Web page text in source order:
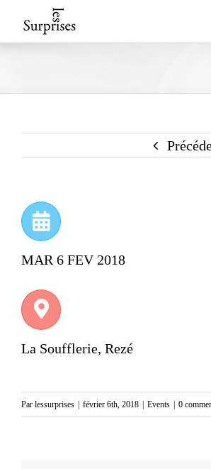
to
MAR 6 FEV 2018
La Soufflerie, Rezé
Par lessurprises | février 6th, 2018 | Events | 0